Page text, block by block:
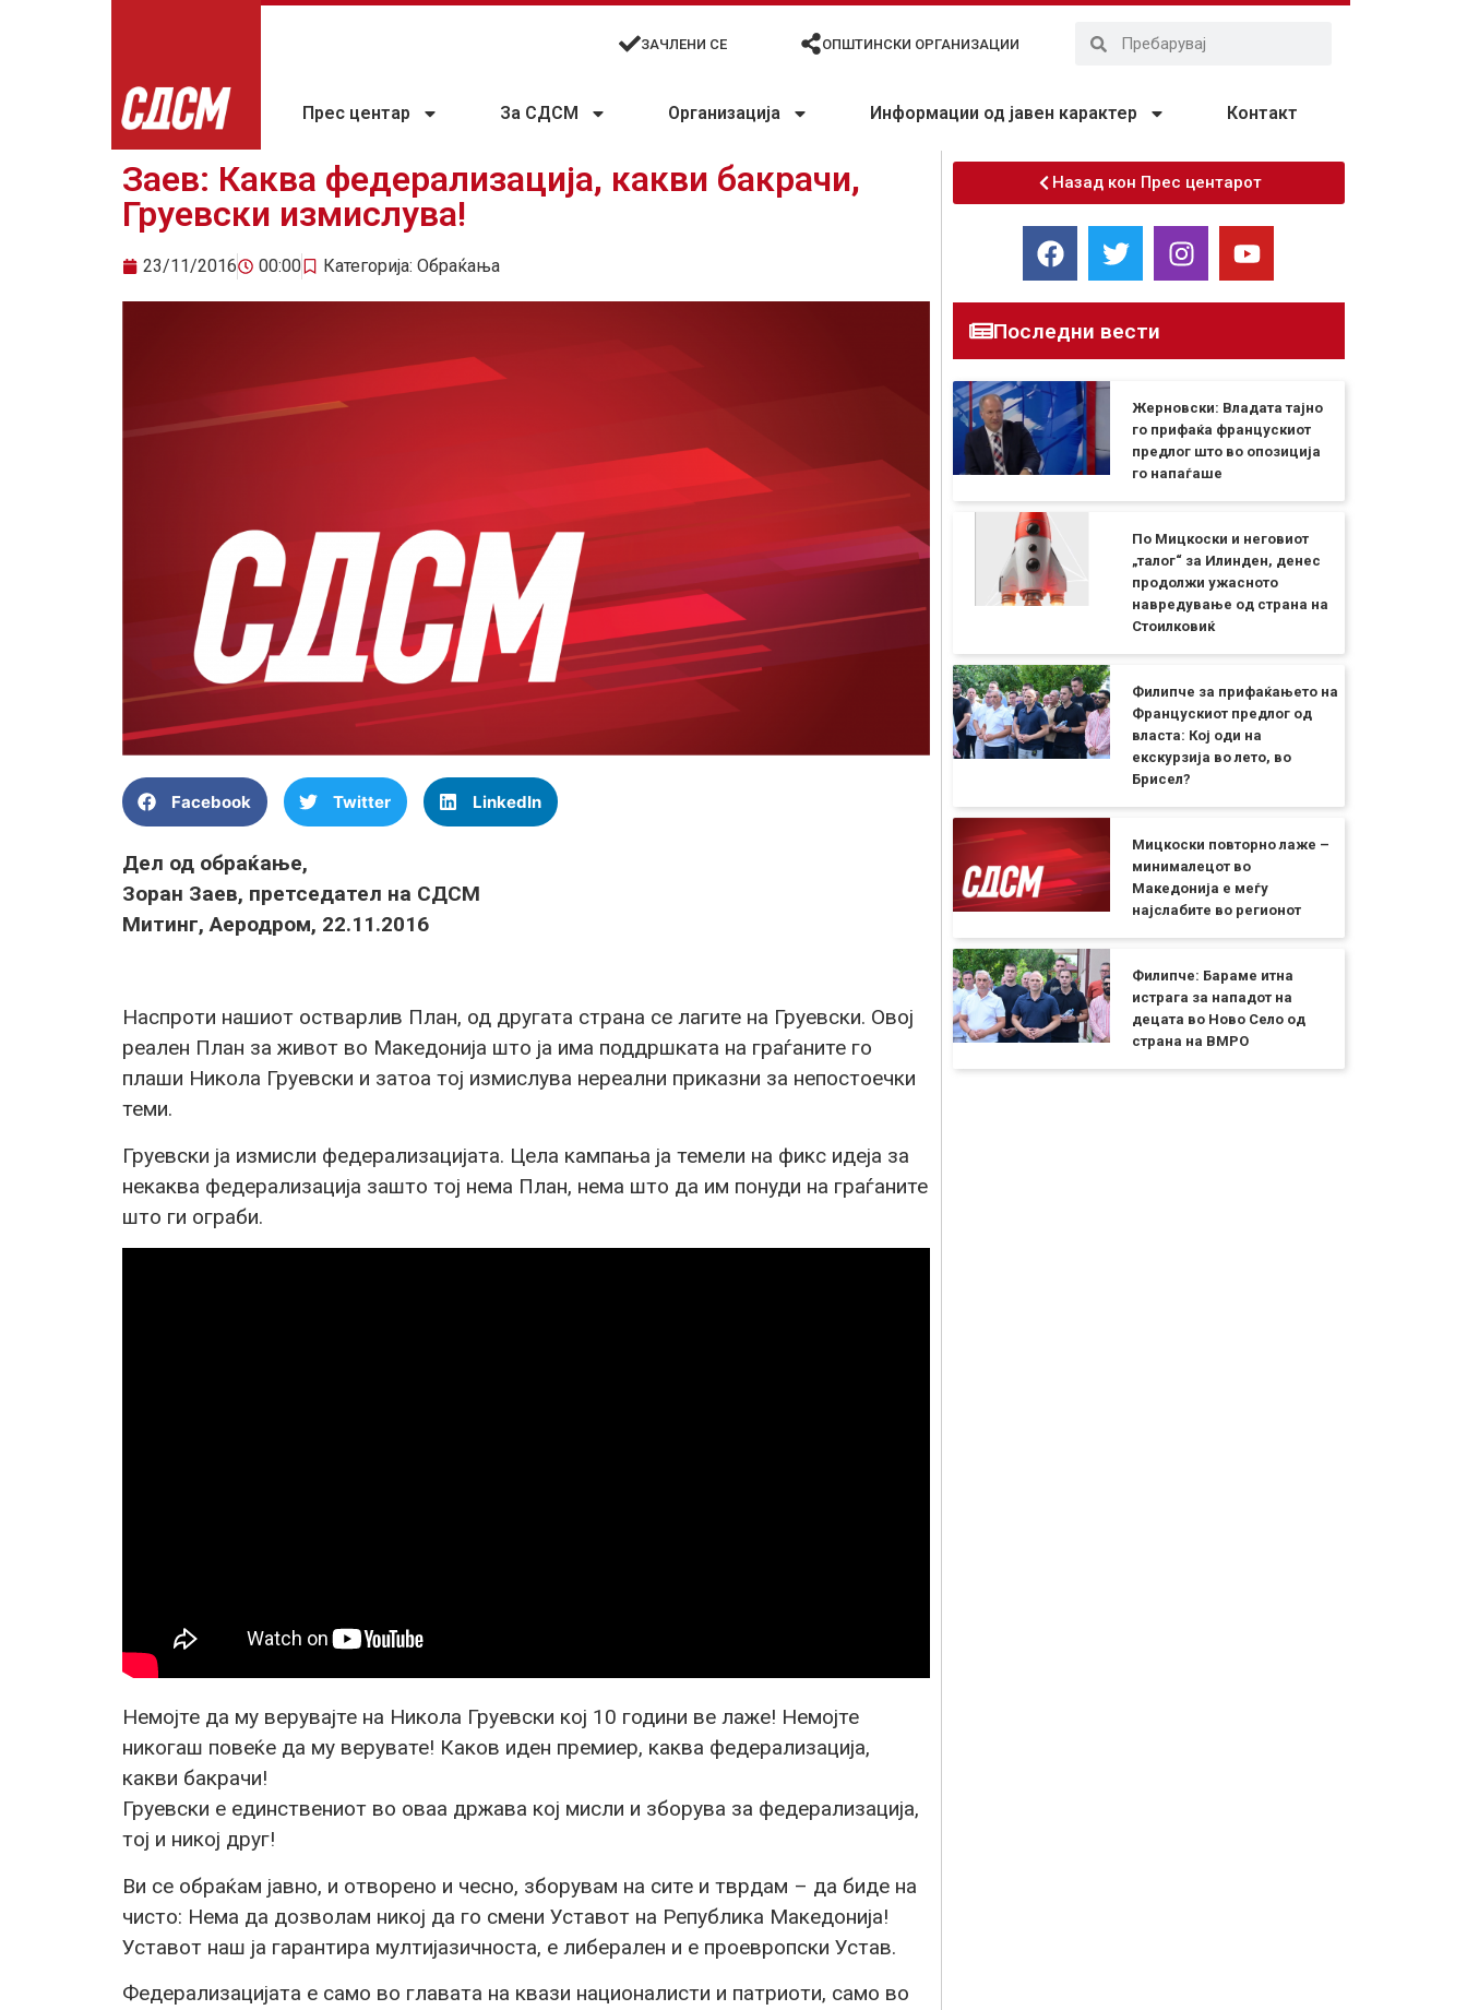
ЗАЧЛЕНИ СЕ ОПШТИНСКИ ОРГАНИЗАЦИИ
Прес центар За СДСМ Организација Информации од јавен карактер Контакт
Заев: Каква федерализација, какви бакрачи,
Груевски измислува!
23/11/2016 00:00 Категорија: Обраќања
Facebook Twitter LinkedIn
Дел од обраќање,
Зоран Заев, претседател на СДСМ
Митинг, Аеродром, 22.11.2016
Наспроти нашиот остварлив План, од другата страна се лагите на Груевски. Овој
реален План за живот во Македонија што ја има поддршката на граѓаните го
плаши Никола Груевски и затоа тој измислува нереални приказни за непостоечки
теми.
Груевски ја измисли федерализацијата. Цела кампања ја темели на фикс идеја за
некаква федерализација зашто тој нема План, нема што да им понуди на граѓаните
што ги ограби.
Немојте да му верувајте на Никола Груевски кој 10 години ве лаже! Немојте
никогаш повеќе да му верувате! Каков иден премиер, каква федерализација,
какви бакрачи!
Груевски е единствениот во оваа држава кој мисли и зборува за федерализација,
тој и никој друг!
Ви се обраќам јавно, и отворено и чесно, зборувам на сите и тврдам – да биде на
чисто: Нема да дозволам никој да го смени Уставот на Република Македонија!
Уставот наш ја гарантира мултијазичноста, е либерален и е проевропски Устав.
Федерализацијата е само во главата на квази националисти и патриоти, само во
Назад кон Прес центарот
Последни вести
Жерновски: Владата тајно
го прифаќа францускиот
предлог што во опозиција
го напаѓаше
По Мицкоски и неговиот
„талог“ за Илинден, денес
продолжи ужасното
навредување од страна на
Стоилковиќ
Филипче за прифаќањето на
Францускиот предлог од
власта: Кој оди на
екскурзија во лето, во
Брисел?
Мицкоски повторно лаже –
минималецот во
Македонија е меѓу
најслабите во регионот
Филипче: Бараме итна
истрага за нападот на
децата во Ново Село од
страна на ВМРО